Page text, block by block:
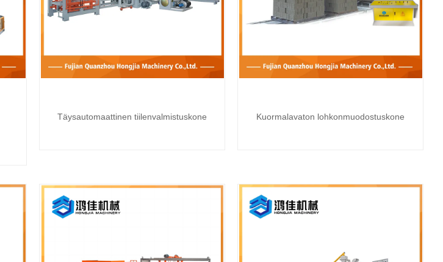
Täysautomaattinen tiilenvalmistuskone Kuormalavaton lohkonmuodostuskone